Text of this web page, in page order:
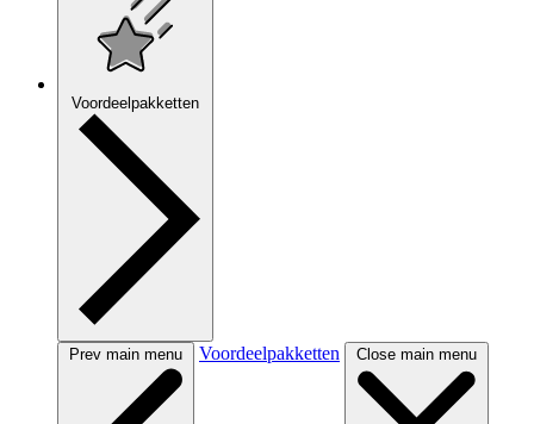
Voordeelpakketten
Prev main menu Voordeelpakketten Close main menu